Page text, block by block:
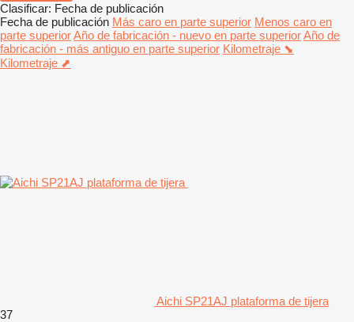
Clasificar: Fecha de publicación
Fecha de publicación Más caro en parte superior Menos caro en
parte superiorAño de fabricación - nuevo en parte superiorAño de
fabricación - más antiguo en parte superior Kilometraje ⬊
Kilometraje ⬈
Aichi SP21AJ plataforma de tijera
37